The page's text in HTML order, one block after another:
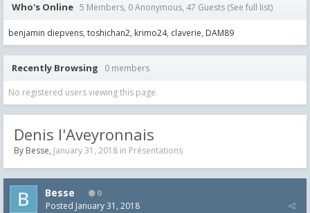
Who's Online 5 Members, 0 Anonymous, 47 Guests (See full list)
benjamin diepvens toshichan2 krimo24 claverie DAM89
Recently Browsing 0 members
No registered users viewing this page.
Denis l'Aveyronnais
By Besse, January 31, 2018 in Présentations
Besse 0
Posted January 31, 2018